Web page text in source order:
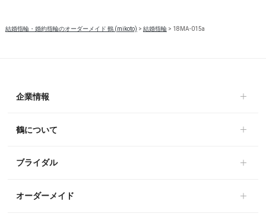
結婚指輪・婚約指輪のオーダーメイド 鶴 (mikoto) > 結婚指輪> 18MA-015a
企業情報
鶴について
ブライダル
オーダーメイド